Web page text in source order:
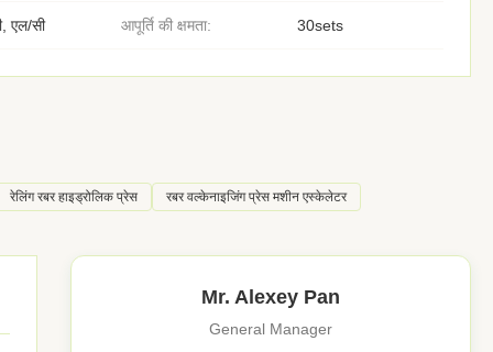
एल/सी आपूर्ति की क्षमता: 30sets
रेलिंग रबर हाइड्रोलिक प्रेस रबर वल्केनाइजिंग प्रेस मशीन एस्केलेटर
Mr. Alexey Pan
General Manager